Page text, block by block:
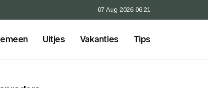
07 Aug 2026 06:21
Uitjes Vakanties Tips